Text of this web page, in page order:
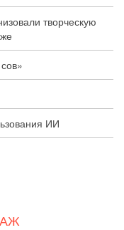
творческую
ИИ